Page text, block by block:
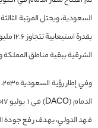
السعودية، ويحتل المرتبة
بقدرة
الشرقية ببقية مناطق المملكة
فهد الدولي، بهدف رفع جودة